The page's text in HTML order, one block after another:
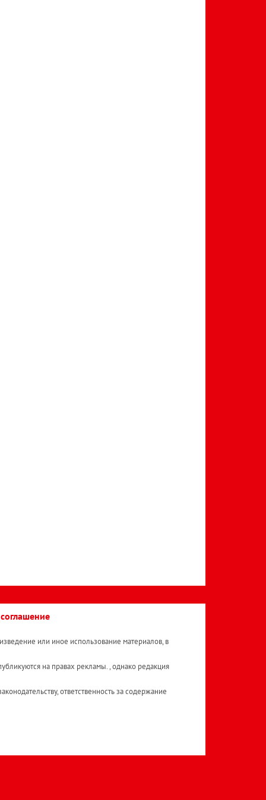
или иное использование материалов, в
на правах рекламы. , однако редакция
ответственность за содержание